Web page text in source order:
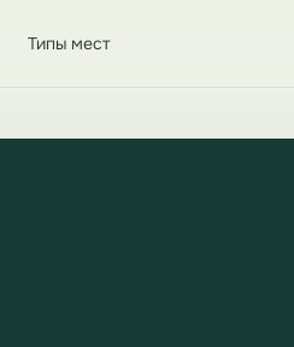
Типы мест